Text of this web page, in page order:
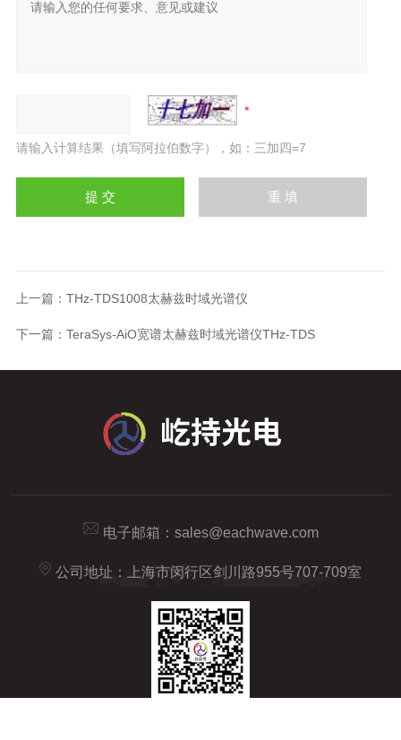
请输入计算结果（填写阿拉伯数字），如：三加四=7
上一篇： THz-TDS1008太赫兹时域光谱仪
下一篇： TeraSys-AiO宽谱太赫兹时域光谱仪THz-TDS
电子邮箱： sales@eachwave.com
公司地址：上海市闵行区剑川路955号707-709室